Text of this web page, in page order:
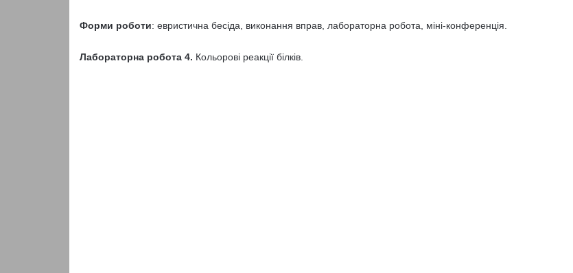
Форми роботи: евристична бесіда, виконання вправ, лабораторна робота, міні-конференція.
Лабораторна робота 4. Кольорові реакції білків.